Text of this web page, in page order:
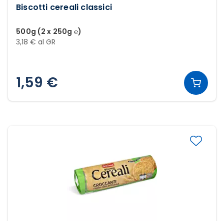
Biscotti cereali classici
500g (2 x 250g ℮)
3,18 € al GR
1,59 €